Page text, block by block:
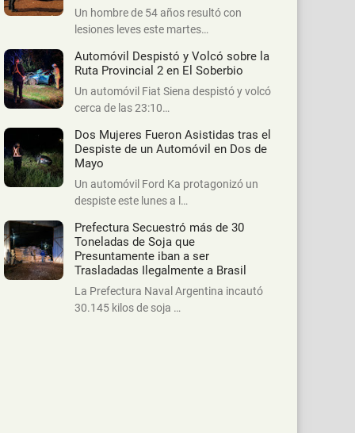
Un hombre de 54 años resultó con
lesiones leves este martes…
Automóvil Despistó y Volcó sobre la
Ruta Provincial 2 en El Soberbio
Un automóvil Fiat Siena despistó y volcó
cerca de las 23:10…
Dos Mujeres Fueron Asistidas tras el
Despiste de un Automóvil en Dos de
Mayo
Un automóvil Ford Ka protagonizó un
despiste este lunes a l…
Prefectura Secuestró más de 30
Toneladas de Soja que
Presuntamente iban a ser
Trasladadas Ilegalmente a Brasil
La Prefectura Naval Argentina incautó
30.145 kilos de soja …